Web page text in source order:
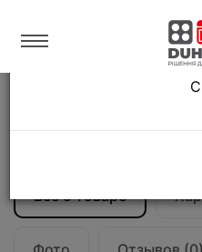
Мойки и смесители
Смеситель
Все о товаре
Язык магазина